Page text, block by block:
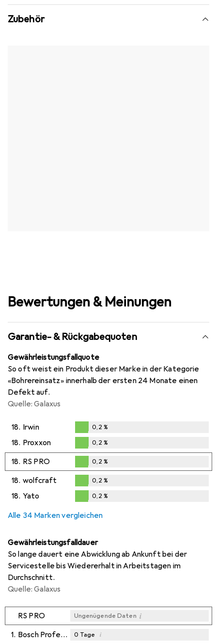
Zubehör
Bewertungen & Meinungen
Garantie- & Rückgabequoten
Gewährleistungsfallquote
So oft weist ein Produkt dieser Marke in der Kategorie
«Bohrereinsatz» innerhalb der ersten 24 Monate einen
Defekt auf.
Quelle: Galaxus
18. Irwin
0,2%
0,2 %
18. Proxxon
0,2%
0,2 %
18. RS PRO
0,2%
0,2 %
18. wolfcraft
0,2%
0,2 %
18. Yato 0,2 %
Alle 34 Marken vergleichen
Gewährleistungsfalldauer
So lange dauert eine Abwicklung ab Ankunft bei der
Servicestelle bis Wiedererhalt in Arbeitstagen im
Durchschnitt.
Quelle: Galaxus
RS PRO Ungenügende Daten i
1. Bosch Professional Zubehör 0 Tage i